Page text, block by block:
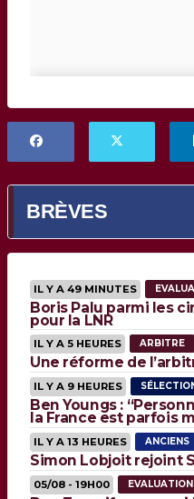
BRÈVES
IL Y A 49 MINUTES
Boris Palu parmi les
pour la LNR
IL Y A 5 HEURES ARBITRE
Une réforme de
IL Y A 9 HEURES
Ben Youngs :
la France est parfois
IL Y A 13 HEURES ANCIENS
Simon Lobjoit rejoint
05/08 - 19H00 EVALUATION